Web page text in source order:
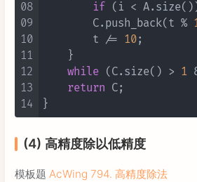
08
09
10
11
12
13
14
if (i <
        C.push_back(t %
        t /=
10;
    }
while (C.size() > 1
return C;
(4) 高精度除以低精度
模板题 AcWing 794. 高精度除法